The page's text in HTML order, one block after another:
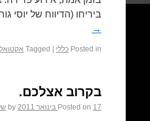
ביריחו (הדיווח של
→
Posted in כללי Tagged
בקרוב אצלכם.
Posted on 17 בינואר 2011 by